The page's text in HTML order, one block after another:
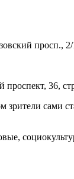
просп., 2/
36,
сами